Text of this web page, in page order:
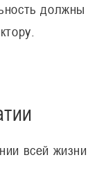
должны
всей жизни